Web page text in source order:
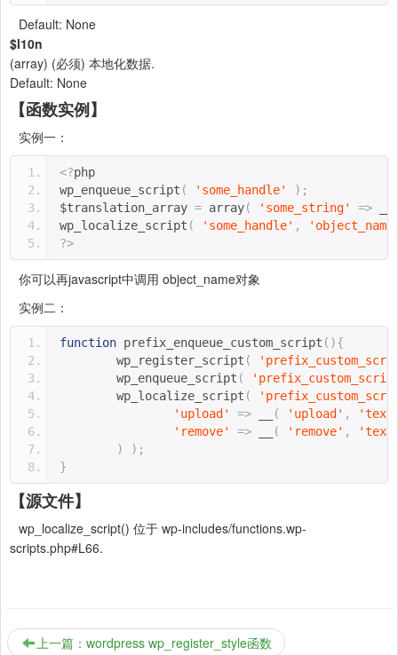
Default: None
$l10n
(array) (必须) 本地化数据.
Default: None
【函数实例】
实例一：
<?php
wp_enqueue_script ( 'some_handle'
);
$translation_array = array( 'some_string' =>
wp_localize_script ( 'some_handle' ,
?>
你可以再javascript中调用 object_name对象
实例二：
function prefix_enqueue_custom_script (){
	wp_register_script
(
        wp_enqueue_script
(
        wp_localize_script
(
'upload'
=> ( 'upload' ,
'remove'
=> ( 'remove' ,
)
);
}
【源文件】
wp_localize_script() 位于 wp-includes/functions.wp-
scripts.php#L66.
上一篇：wordpress wp_register_style函数